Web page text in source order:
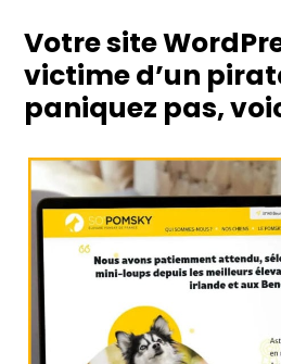
Votre site
victime d’un
paniquez pas,